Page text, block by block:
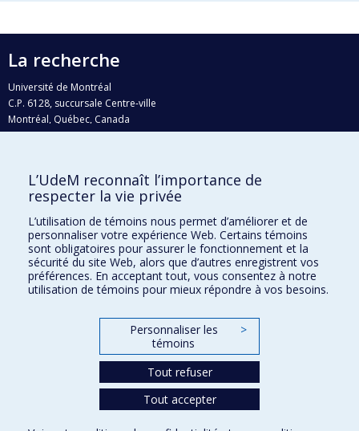
La recherche
Université de Montréal
C.P. 6128, succursale Centre-ville
Montréal, Québec, Canada
H3C 3J7
Qui fait quoi?
Nous trouver
Plan du site
Accessibilité
L’UdeM reconnaît l’importance de
respecter la vie privée
L’utilisation de témoins nous permet d’améliorer et de
personnaliser votre expérience Web. Certains témoins
sont obligatoires pour assurer le fonctionnement et la
sécurité du site Web, alors que d’autres enregistrent vos
préférences. En acceptant tout, vous consentez à notre
utilisation de témoins pour mieux répondre à vos besoins.
Personnaliser les
témoins
>
Tout refuser
Tout accepter